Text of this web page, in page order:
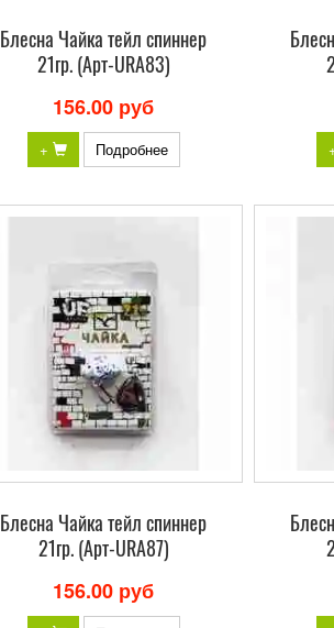
Блесна Чайка тейл спиннер
21гр. (Арт-URA83)
156.00 руб
+ Подробнее
Блесна Чайка тейл спиннер
21гр. (Арт-URA87)
156.00 руб